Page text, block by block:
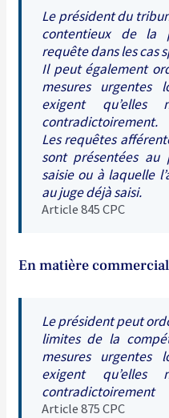
Le président du
contentieux de la
requête dans les cas
Il peut également
mesures urgentes
exigent
contradictoirement.
Les requêtes
sont présentées
saisie ou à laquelle
au juge déjà saisi.
Article 845 CPC
En matière
Le président peut
limites de la
mesures urgentes
exigent
contradictoirement
Article 875 CPC